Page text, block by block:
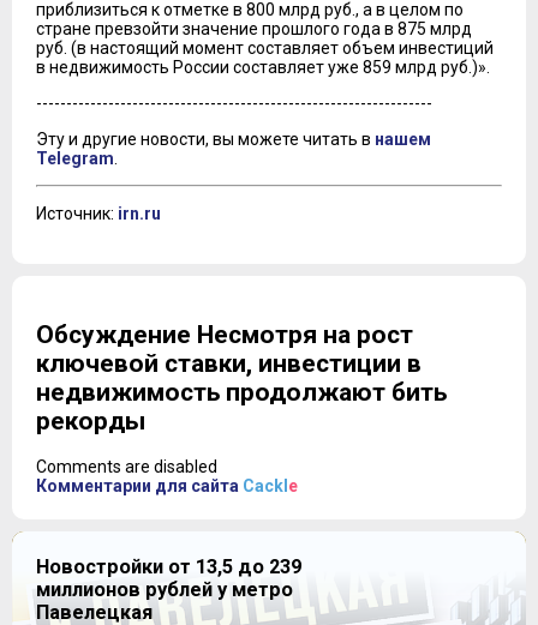
приблизиться к отметке в 800 млрд руб., а в целом по
стране превзойти значение прошлого года в 875 млрд
руб. (в настоящий момент составляет объем инвестиций
в недвижимость России составляет уже 859 млрд руб.)».
------------------------------------------------------------------
Эту и другие новости, вы можете читать в нашем
Telegram
Источник: irn.ru
Обсуждение Несмотря на рост
ключевой ставки, инвестиции в
недвижимость продолжают бить
рекорды
Comments are disabled
Комментарии для сайта Cackl e
Новостройки от 13,5 до 239
миллионов рублей у метро
Павелецкая